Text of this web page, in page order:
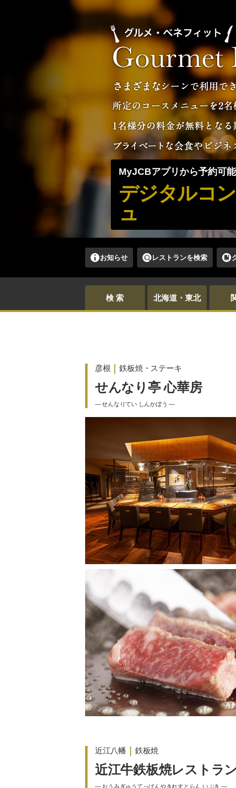
グルメ・ベネフィット
さまざまなシーンで利用できるレストランのなかから所
2名様以上で予約すると、1名様分の料金が無料となる期
プライベートな会食やビジネスでの接待にぜひ活用くだ
MyJCBアプリから予約可能
デジタルコ
ュ
お知らせ レストランを検索
検 索 北海道・東北
彦根 鉄板焼・ステーキ
せんなり亭 心華房
― せんなりてい しんかぼう ―
近江八幡 鉄板焼
近江牛鉄板焼レストラ
― おうみぎゅうてっぱんやきれすとらん いぶき ―